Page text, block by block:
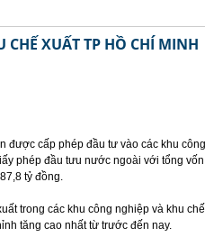
CHẾ XUẤT TP HỒ CHÍ MINH
được cấp phép đầu tư vào các khu
phép đầu tưu nước ngoài với tổng
tỷ đồng.
trong các khu công nghiệp và khu
tăng cao nhất từ trước đến nay.